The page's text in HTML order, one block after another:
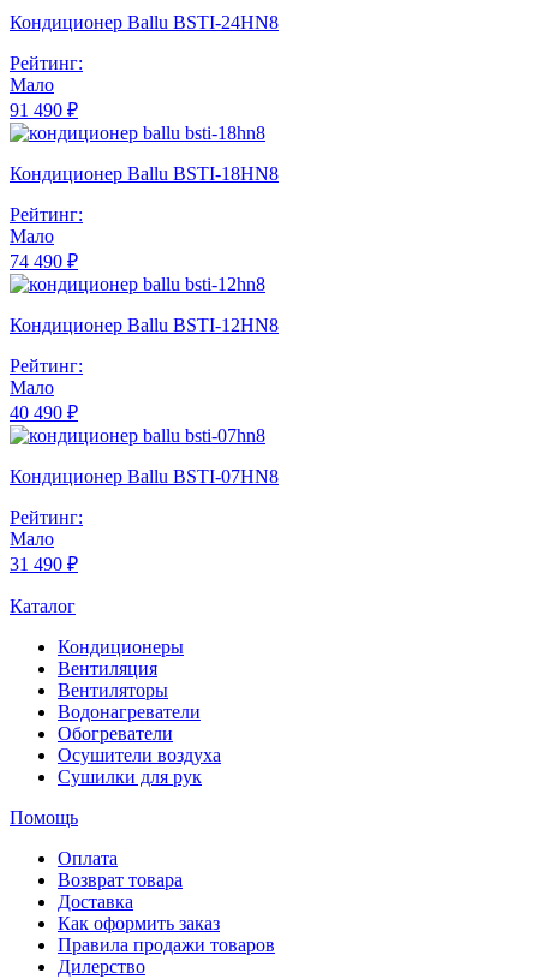
Кондиционер Ballu BSTI-24HN8
Рейтинг:
Мало
91 490 ₽
Кондиционер Ballu BSTI-18HN8
Рейтинг:
Мало
74 490 ₽
Кондиционер Ballu BSTI-12HN8
Рейтинг:
Мало
40 490 ₽
Кондиционер Ballu BSTI-07HN8
Рейтинг:
Мало
31 490 ₽
Каталог
Кондиционеры
Вентиляция
Вентиляторы
Водонагреватели
Обогреватели
Осушители воздуха
Сушилки для рук
Помощь
Оплата
Возврат товара
Доставка
Как оформить заказ
Правила продажи товаров
Дилерство